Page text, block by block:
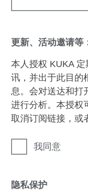
更新、活动邀请等
本人授权 KUKA
讯，并出于此目的
息。会对送达和打
进行分析。本授权
取消订阅链接，或
我同意
隐私保护